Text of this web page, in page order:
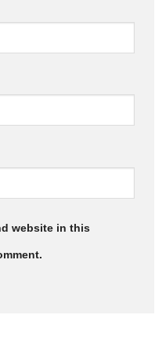
website in this